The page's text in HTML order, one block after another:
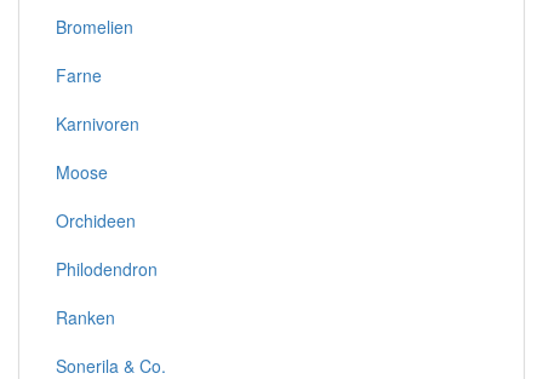
Bromelien
Farne
Karnivoren
Moose
Orchideen
Philodendron
Ranken
Sonerila & Co.